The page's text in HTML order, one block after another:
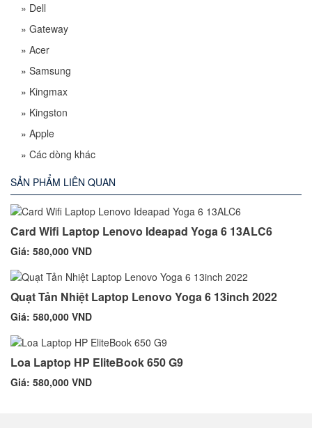
» Dell
» Gateway
» Acer
» Samsung
» Kingmax
» Kingston
» Apple
» Các dòng khác
SẢN PHẨM LIÊN QUAN
Card Wifi Laptop Lenovo Ideapad Yoga 6 13ALC6
Giá: 580,000 VND
Quạt Tản Nhiệt Laptop Lenovo Yoga 6 13inch 2022
Giá: 580,000 VND
Loa Laptop HP EliteBook 650 G9
Giá: 580,000 VND